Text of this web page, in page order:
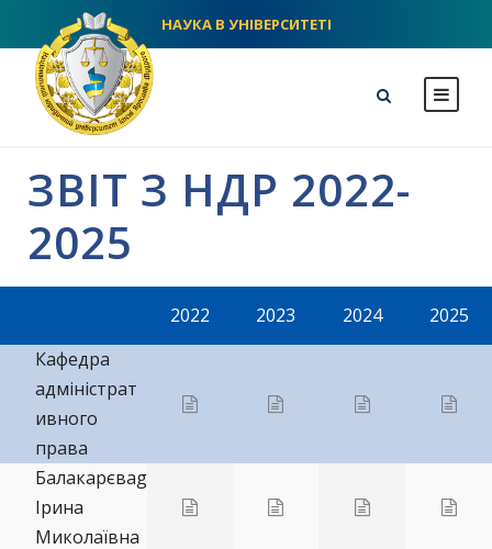
НАУКА В УНІВЕРСИТЕТІ
ЗВІТ З НДР 2022-
2025
2022 2023 2024
2025
Кафедра
адміністрат
ивного
права
Балакарєваg
Ірина
Миколаївна